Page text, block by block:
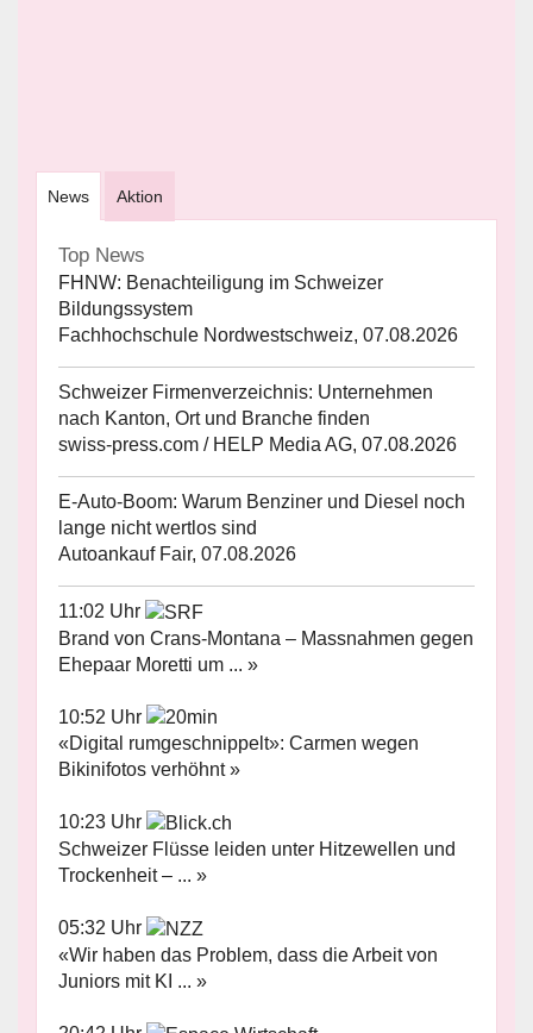
News Aktion
Top News
FHNW: Benachteiligung im Schweizer
Bildungssystem
Fachhochschule Nordwestschweiz, 07.08.2026
Schweizer Firmenverzeichnis: Unternehmen
nach Kanton, Ort und Branche finden
swiss-press.com / HELP Media AG, 07.08.2026
E-Auto-Boom: Warum Benziner und Diesel noch
lange nicht wertlos sind
Autoankauf Fair, 07.08.2026
11:02 Uhr
Brand von Crans-Montana – Massnahmen gegen
Ehepaar Moretti um ... »
10:52 Uhr
«Digital rumgeschnippelt»: Carmen wegen
Bikinifotos verhöhnt »
10:23 Uhr
Schweizer Flüsse leiden unter Hitzewellen und
Trockenheit – ... »
05:32 Uhr
«Wir haben das Problem, dass die Arbeit von
Juniors mit KI ... »